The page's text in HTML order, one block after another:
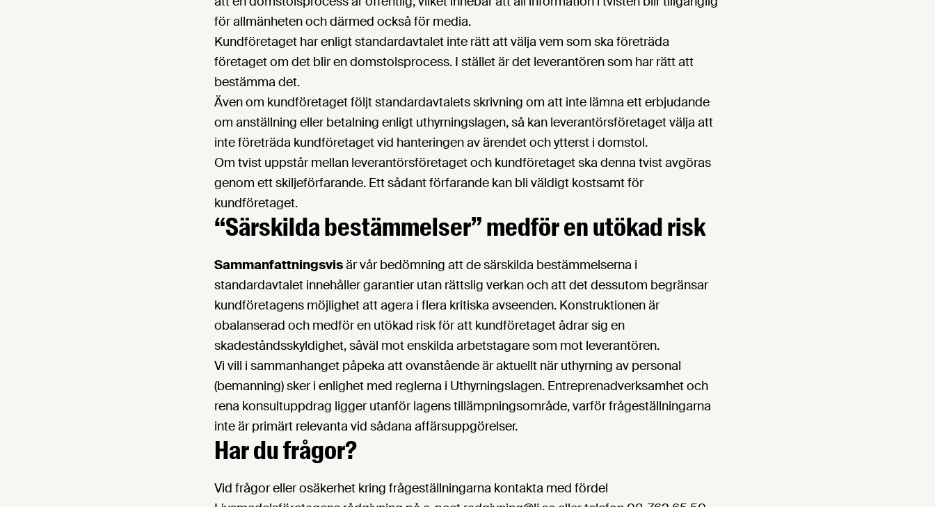
för allmänheten och därmed också för media.
Kundföretaget har enligt standardavtalet inte rätt att välja vem som ska företräda
företaget om det blir en domstolsprocess. I stället är det leverantören som har rätt att
bestämma det.
Även om kundföretaget följt standardavtalets skrivning om att inte lämna ett erbjudande
om anställning eller betalning enligt uthyrningslagen, så kan leverantörsföretaget välja att
inte företräda kundföretaget vid hanteringen av ärendet och ytterst i domstol.
Om tvist uppstår mellan leverantörsföretaget och kundföretaget ska denna tvist avgöras
genom ett skiljeförfarande. Ett sådant förfarande kan bli väldigt kostsamt för
kundföretaget.
“Särskilda bestämmelser” medför en utökad risk
Sammanfattningsvisär vår bedömning att de särskilda bestämmelserna i
standardavtalet innehåller garantier utan rättslig verkan och att det dessutom begränsar
kundföretagens möjlighet att agera i flera kritiska avseenden. Konstruktionen är
obalanserad och medför en utökad risk för att kundföretaget ådrar sig en
skadeståndsskyldighet, såväl mot enskilda arbetstagare som mot leverantören.
Vi vill i sammanhanget påpeka att ovanstående är aktuellt när uthyrning av personal
(bemanning) sker i enlighet med reglerna i Uthyrningslagen. Entreprenadverksamhet och
rena konsultuppdrag ligger utanför lagens tillämpningsområde, varför frågeställningarna
inte är primärt relevanta vid sådana affärsuppgörelser.
Har du frågor?
Vid frågor eller osäkerhet kring frågeställningarna kontakta med fördel